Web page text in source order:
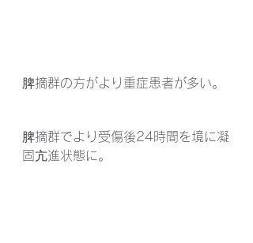
脾摘群の方がより重症患者が多い。
脾摘群でより受傷後24時間を境に凝
固亢進状態に。